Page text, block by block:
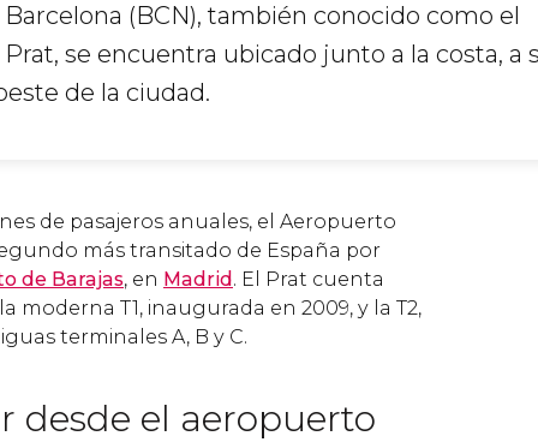
(BCN), también conocido como el
se encuentra ubicado junto a la costa, a
de la ciudad.
de pasajeros anuales, el Aeropuerto
más transitado de España por
de Barajas, en Madrid. El Prat cuenta
moderna T1, inaugurada en 2009, y la T2,
terminales A, B y C.
desde el aeropuerto